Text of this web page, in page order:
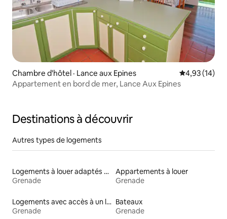
Chambre d'hôtel · Lance aux Epines Note
4,93 (14)
Appartement en bord de mer, Lance Aux Epines
Destinations à découvrir
Autres types de logements
Logements à louer adaptés aux animaux
Grenade
Appartements à louer
Grenade
Logements avec accès à un lac
Grenade
Bateaux
Grenade